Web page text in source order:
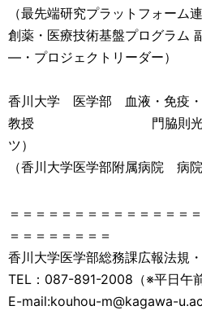
（最先端研究プラットフォーム
創薬・医療技術基盤プログラム
―・プロジェクトリーダー）
香川大学 医学部 血液・免疫・
教授 門脇則光 （カ
ツ）
（香川大学医学部附属病院 病院
＝＝＝＝＝＝＝＝＝＝＝＝＝＝
＝＝＝＝＝＝＝＝
香川大学医学部総務課広報法規
TEL：087-891-2008（※平日午
E-mail:kouhou-m@kagawa-